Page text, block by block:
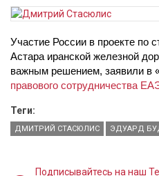
Участие России в проекте по
Астара иранской железной
важным решением, заявили в
правового сотрудничества
Теги:
ДМИТРИЙ СТАСЮЛИС ЭДУАРД
Подписывайтесь на наш